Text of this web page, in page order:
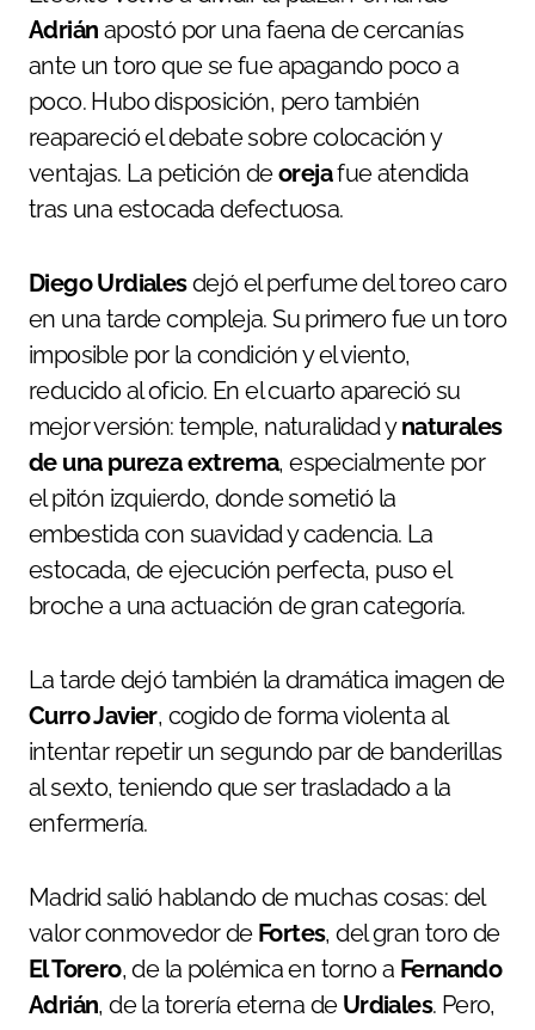
Adrián apostó por una faena de cercanías
ante un toro que se fue apagando poco a
poco. Hubo disposición, pero también
reapareció el debate sobre colocación y
ventajas. La petición deorejafue atendida
tras una estocada defectuosa.
Diego Urdialesdejó el perfume del toreo caro
en una tarde compleja. Su primero fue un toro
imposible por la condición y el viento,
reducido al oficio. En el cuarto apareció su
mejor versión: temple, naturalidad ynaturales
de una pureza extrema, especialmente por
el pitón izquierdo, donde sometió la
embestida con suavidad y cadencia. La
estocada, de ejecución perfecta, puso el
broche a una actuación de gran categoría.
La tarde dejó también la dramática imagen de
Curro Javier, cogido de forma violenta al
intentar repetir un segundo par de banderillas
al sexto, teniendo que ser trasladado a la
enfermería.
Madrid salió hablando de muchas cosas: del
valor conmovedor de Fortes, del gran toro de
El Torero, de la polémica en torno a Fernando
Adrián, de la torería eterna de Urdiales. Pero,